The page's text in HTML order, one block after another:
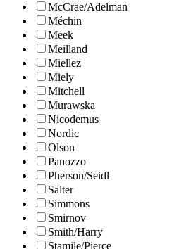
McCrae/Adelman
Méchin
Meek
Meilland
Miellez
Miely
Mitchell
Murawska
Nicodemus
Nordic
Olson
Panozzo
Pherson/Seidl
Salter
Simmons
Smirnov
Smith/Harry
Stamile/Pierce